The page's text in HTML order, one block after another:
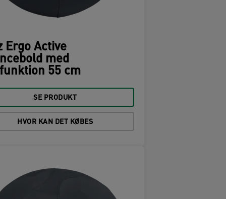
Ergo Active
med
55 cm
SE PRODUKT
HVOR KAN DET KØBES